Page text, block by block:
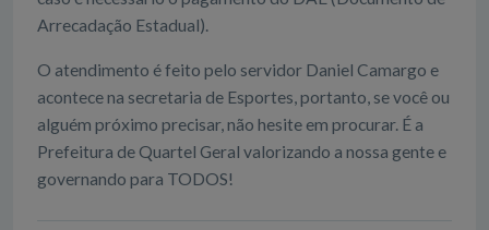
Arrecadação Estadual).
O atendimento é feito pelo servidor Daniel Camargo e
acontece na secretaria de Esportes, portanto, se você ou
alguém próximo precisar, não hesite em procurar. É a
Prefeitura de Quartel Geral valorizando a nossa gente e
governando para TODOS!